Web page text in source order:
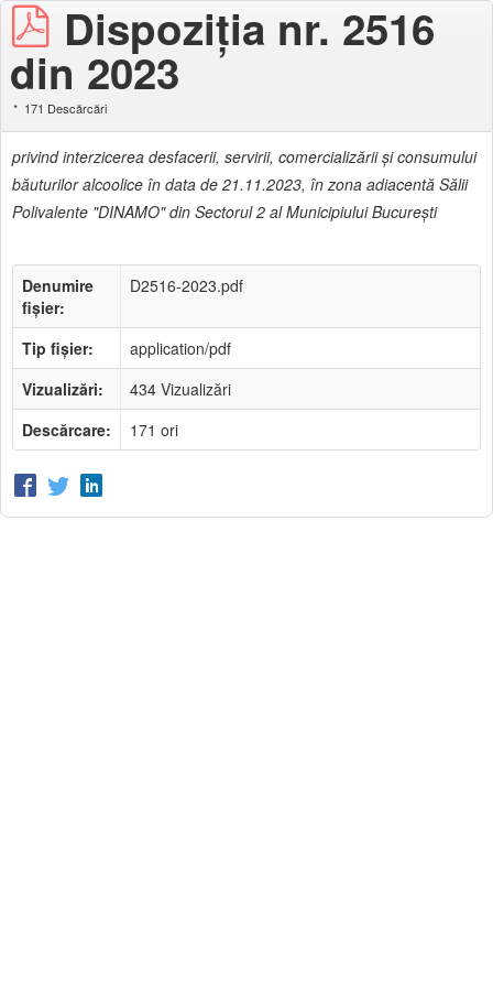
Dispoziţia nr. 2516
din 2023
171 Descărcări
privind interzicerea desfacerii, servirii, comercializării şi consumului
băuturilor alcoolice în data de 21.11.2023, în zona adiacentă Sălii
Polivalente "DINAMO" din Sectorul 2 al Municipiului Bucureşti
Denumire
fișier:
D2516-2023.pdf
Tip fișier:
application/pdf
Vizualizări:
434 Vizualizări
Descărcare:
171 ori